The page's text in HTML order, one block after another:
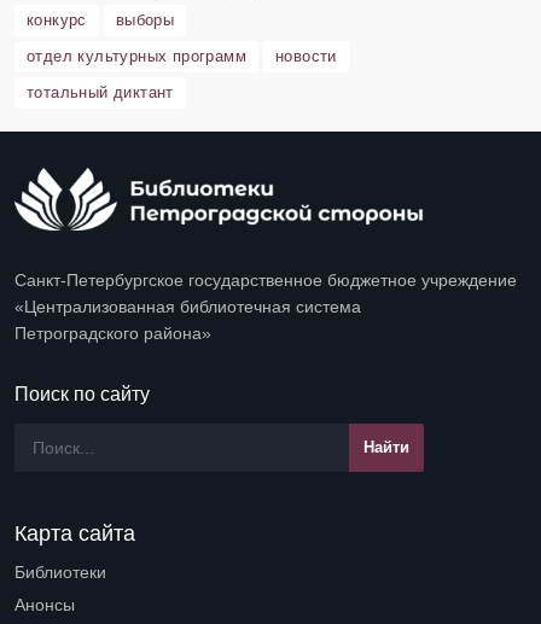
конкурс
выборы
отдел культурных программ
новости
тотальный диктант
Санкт-Петербургское государственное бюджетное учреждение
«Централизованная библиотечная система
Петроградского района»
Поиск по сайту
Карта сайта
Библиотеки
Анонсы